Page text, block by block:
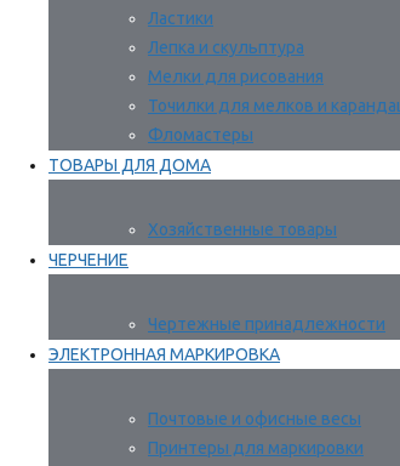
Ластики
Лепка и скульптура
Мелки для рисования
Точилки для мелков и
Фломастеры
ТОВАРЫ ДЛЯ ДОМА
Хозяйственные товары
ЧЕРЧЕНИЕ
Чертежные принадлежности
ЭЛЕКТРОННАЯ МАРКИРОВКА
Почтовые и офисные весы
Принтеры для маркировки